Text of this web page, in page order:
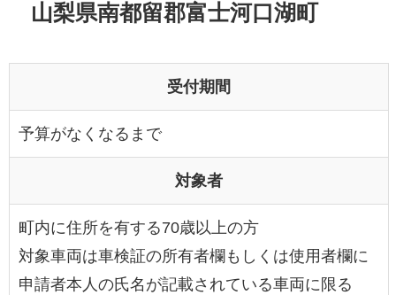
山梨県南都留郡富士河口湖町
受付期間
予算がなくなるまで
対象者
町内に住所を有する70歳以上の方
対象車両は車検証の所有者欄もしくは使用者欄に
申請者本人の氏名が記載されている車両に限る